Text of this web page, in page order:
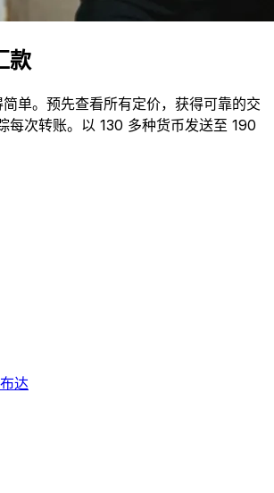
款
单。预先查看所有定价，获得可靠的交
每次转账。以 130 多种货币发送至 190
达